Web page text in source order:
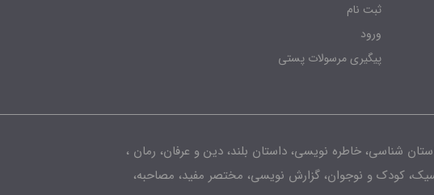
ثبت نام
ورود
پیگیری مرسولات پستی
شناسی، خاطره نویسی، داستان بلند، دین و عرفان، رمان ،
کودک و نوجوان، گزارش نویسی، مختصر مفید، مصاحبه،